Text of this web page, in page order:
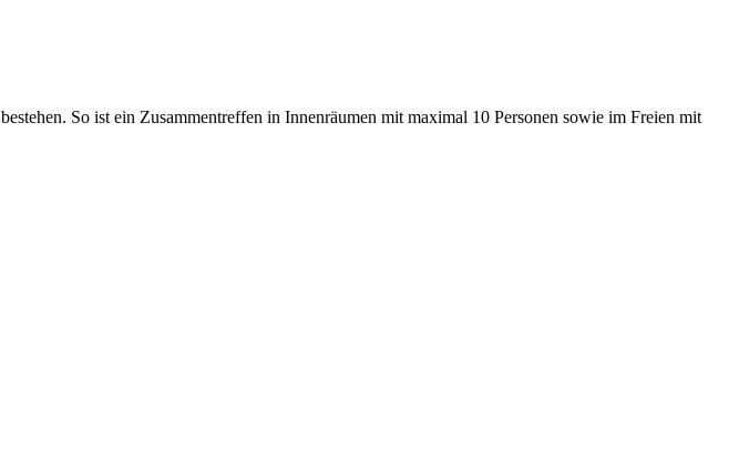
bestehen. So ist ein Zusammentreffen in Innenräumen mit maximal 10 Personen sowie im Freien mit